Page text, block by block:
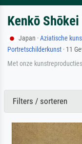
Kenkō Shōkei
Japan ·Aziatische
Portretschilderkunst · 11
Met onze
Filters / sorteren